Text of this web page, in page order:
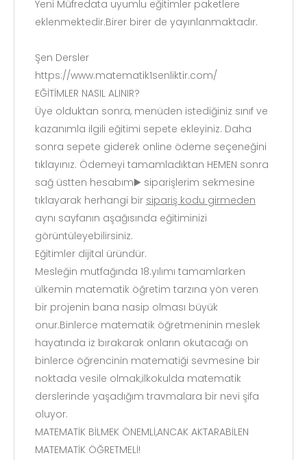
Yeni Müfredata uyumlu eğitimler paketlere
eklenmektedir.Birer birer de yayınlanmaktadır.
Şen Dersler
https://www.matematik1senliktir.com/
EĞİTİMLER NASIL ALINIR?
Üye olduktan sonra, menüden istediğiniz sınıf ve
kazanımla ilgili eğitimi sepete ekleyiniz. Daha
sonra sepete giderek online ödeme seçeneğini
tıklayınız. Ödemeyi tamamladıktan HEMEN sonra
sağ üstten hesabım▶️ siparişlerim sekmesine
tıklayarak herhangi bir sipariş kodu girmeden
aynı sayfanın aşağısında eğitiminizi
görüntüleyebilirsiniz.
Eğitimler dijital üründür.
Mesleğin mutfağında 18.yılımı tamamlarken
ülkemin matematik öğretim tarzına yön veren
bir projenin bana nasip olması büyük
onur.Binlerce matematik öğretmeninin meslek
hayatında iz bırakarak onların okutacağı on
binlerce öğrencinin matematiği sevmesine bir
noktada vesile olmak,ilkokulda matematik
derslerinde yaşadığım travmalara bir nevi şifa
oluyor.
MATEMATİK BİLMEK ÖNEMLİ,ANCAK AKTARABİLEN
MATEMATİK ÖĞRETMELİ!